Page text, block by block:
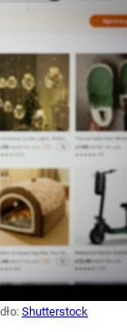
Shutterstock